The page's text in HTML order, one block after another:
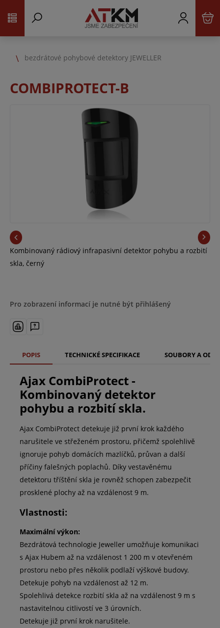
bezdrátové pohybové detektory JEWELLER
COMBIPROTECT-B
Kombinovaný rádiový infrapasivní detektor pohybu a rozbití
skla, černý
Pro zobrazení informací je nutné být přihlášený
POPIS TECHNICKÉ SPECIFIKACE SOUBORY A
Ajax CombiProtect -
Kombinovaný detektor
pohybu a rozbití skla.
Ajax CombiProtect detekuje již první krok každého
narušitele ve střeženém prostoru, přičemž spolehlivě
ignoruje pohyb domácích mazlíčků, průvan a další
příčiny falešných poplachů. Díky vestavěnému
detektoru tříštění skla je rovněž schopen zabezpečit
prosklené plochy až na vzdálenost 9 m.
Vlastnosti:
Maximální výkon:
Bezdrátová technologie Jeweller umožňuje komunikaci
s Ajax Hubem až na vzdálenost 1 200 m v otevřeném
prostoru nebo přes několik podlaží výškové budovy.
Detekuje pohyb na vzdálenost až 12 m.
Spolehlivá detekce rozbití skla až na vzdálenost 9 m s
nastavitelnou citlivostí ve 3 úrovních.
Detekuje již první krok narušitele.